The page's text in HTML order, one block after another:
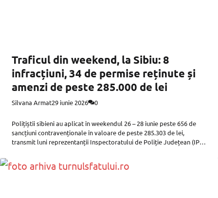
Traficul din weekend, la Sibiu: 8
infracțiuni, 34 de permise reținute și
amenzi de peste 285.000 de lei
Silvana Armat29 iunie 2026 0
Polițiștii sibieni au aplicat în weekendul 26 – 28 iunie peste 656 de
sancțiuni contravenționale în valoare de peste 285.303 de lei,
transmit luni reprezentanții Inspectoratului de Poliție Județean (IPJ)